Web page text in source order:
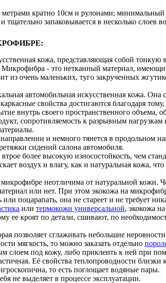
кратно 10см и рулонами; минимальный
тщательно запаковывается в несколько слоев
кожа, представляющая собой
- это нетканный материал,
из очень маленьких, туго закрученных
автомобильная искусственная кожа.
свойства достигаются благодаря
внутрь своего пространственного объема,
сопротивляемость к разрывным
и немного тянется в продольном
сидений салона автомобиля.
более высокую износостойкость, чем
воздух и влагу, как и натуральная кожа,
неотличима от натуральной кожи.
или нет. При этом экокожа на
поцарапать, она не стареет и не требует
или термокожи универсальной, экокожа
ее кроят по детали, сшивают, по
позволяет сглаживать небольшие
мягкость, то можно заказать отдельно
слоем под кожу, либо приклеить к ней при
Её свойства теплопроводности близки
то есть поглощает водяные пары.
не выделяет в процессе эксплуатации.